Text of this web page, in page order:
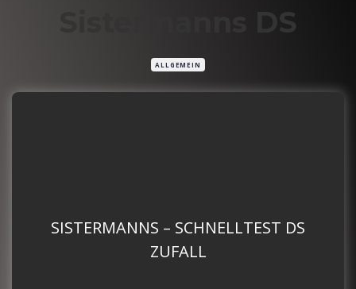
Sistermanns DS
ALLGEMEIN
SISTERMANNS – SCHNELLTEST DS
ZUFALL